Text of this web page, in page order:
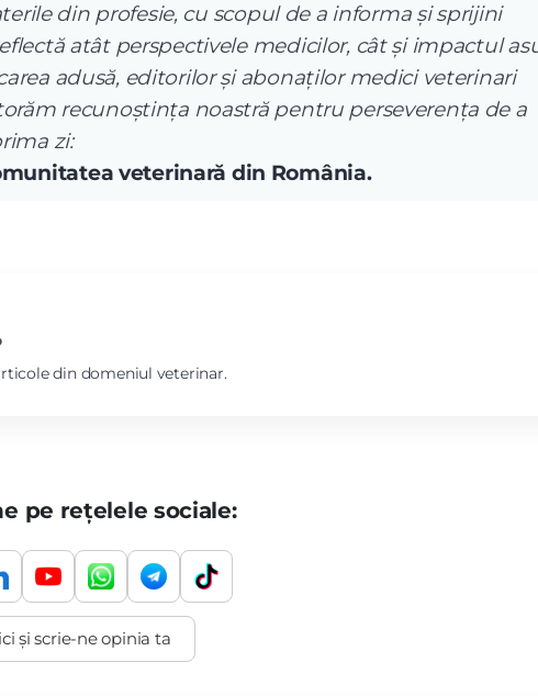
din profesie, cu scopul de a informa și sprijini
atât perspectivele medicilor, cât și impactul
adusă, editorilor și abonaților medici veterinari
recunoștința noastră pentru perseverența de a
zi:
veterinară din România.
din domeniul veterinar.
pe rețelele sociale: